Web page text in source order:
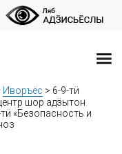
Иворъёс > 6-9-тӥ
шор адӟытон
«Безопасность и